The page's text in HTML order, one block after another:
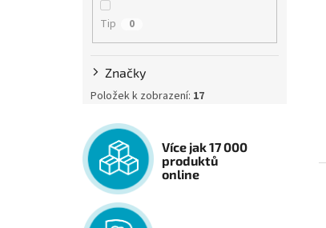
Tip 0
Značky
Položek k zobrazení: 17
Více jak 17 000
produktů
online